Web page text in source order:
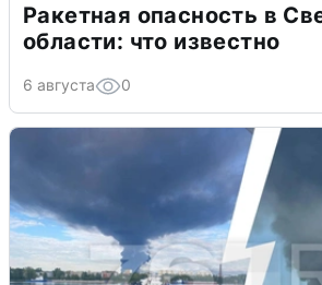
Ракетная опасность в
области: что известно
6 августа 0